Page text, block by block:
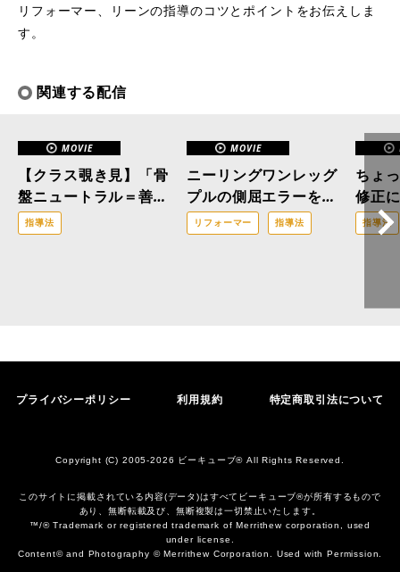
リフォーマー、リーンの指導のコツとポイントをお伝えしま
す。
関連する配信
MOVIE
【クラス覗き見】「骨
盤ニュートラル＝善」
はもう古い？医療ピラ
ティスの現場から。
指導法
MOVIE
ニーリングワンレッグ
プルの側屈エラーを解
消！「三位一体の修
正」で改善へと導くア
リフォーマー 指導法
ちょ
修正
指導法
プライバシーポリシー 利用規約 特定商取引法について
Copyright (C) 2005-2026 ビーキューブ® All Rights Reserved.
このサイトに掲載されている内容(データ)はすべてビーキューブ®︎が所有するもので
あり、無断転載及び、無断複製は一切禁止いたします。
™/® Trademark or registered trademark of Merrithew corporation, used
under license.
Content© and Photography © Merrithew Corporation. Used with Permission.